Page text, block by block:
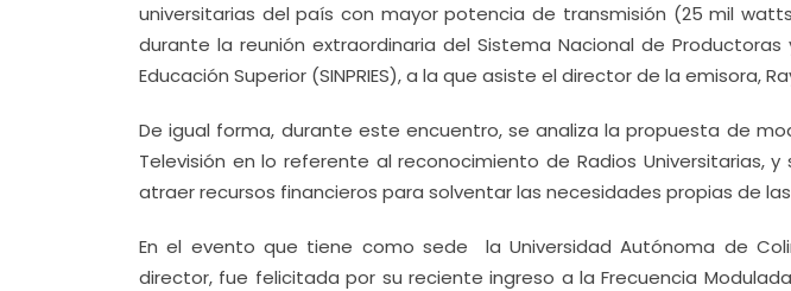
universitarias del país con mayor potencia de transmisión (25 mil
durante la reunión extraordinaria del Sistema Nacional de
Educación Superior (SINPRIES), a la que asiste el director de la emisora,
De igual forma, durante este encuentro, se analiza la propuesta de
Televisión en lo referente al reconocimiento de Radios Universitarias,
atraer recursos financieros para solventar las necesidades propias de
En el evento que tiene como sede la Universidad Autónoma de
director, fue felicitada por su reciente ingreso a la Frecuencia